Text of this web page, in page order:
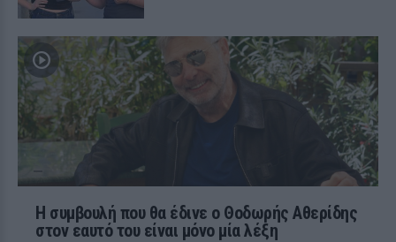
Η συμβουλή που θα έδινε ο Θοδωρής Αθερίδης
στον εαυτό του είναι μόνο μία λέξη